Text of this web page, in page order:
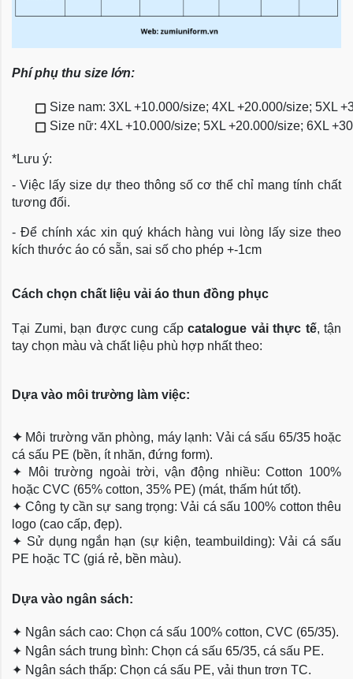
Phí phụ thu size lớn:
Size nam: 3XL +10.000/size; 4XL +20.000/size; 5XL
Size nữ: 4XL +10.000/size; 5XL +20.000/size; 6XL
*Lưu ý:
- Việc lấy size dự theo thông số cơ thể chỉ mang tính chất
tương đối.
- Để chính xác xin quý khách hàng vui lòng lấy size theo
kích thước áo có sẵn, sai số cho phép +-1cm
Cách chọn chất liệu vải áo thun đồng phục
Tại Zumi, bạn được cung cấp catalogue vải thực tế, tận
tay chọn màu và chất liệu phù hợp nhất theo:
Dựa vào môi trường làm việc:
✦ Môi trường văn phòng, máy lạnh: Vải cá sấu 65/35 hoặc
cá sấu PE (bền, ít nhăn, đứng form).
✦
Môi trường ngoài trời, vận động nhiều: Cotton 100%
hoặc CVC (65% cotton, 35% PE) (mát, thấm hút tốt).
✦Công ty cần sự sang trọng: Vải cá sấu 100% cotton thêu
logo (cao cấp, đẹp).
✦ Sử dụng ngắn hạn (sự kiện, teambuilding): Vải cá sấu
PE hoặc TC (giá rẻ, bền màu).
Dựa vào ngân sách:
✦ Ngân sách cao: Chọn cá sấu 100% cotton, CVC (65/35).
✦ Ngân sách trung bình: Chọn cá sấu 65/35, cá sấu PE.
✦ Ngân sách thấp: Chọn cá sấu PE, vải thun trơn TC.